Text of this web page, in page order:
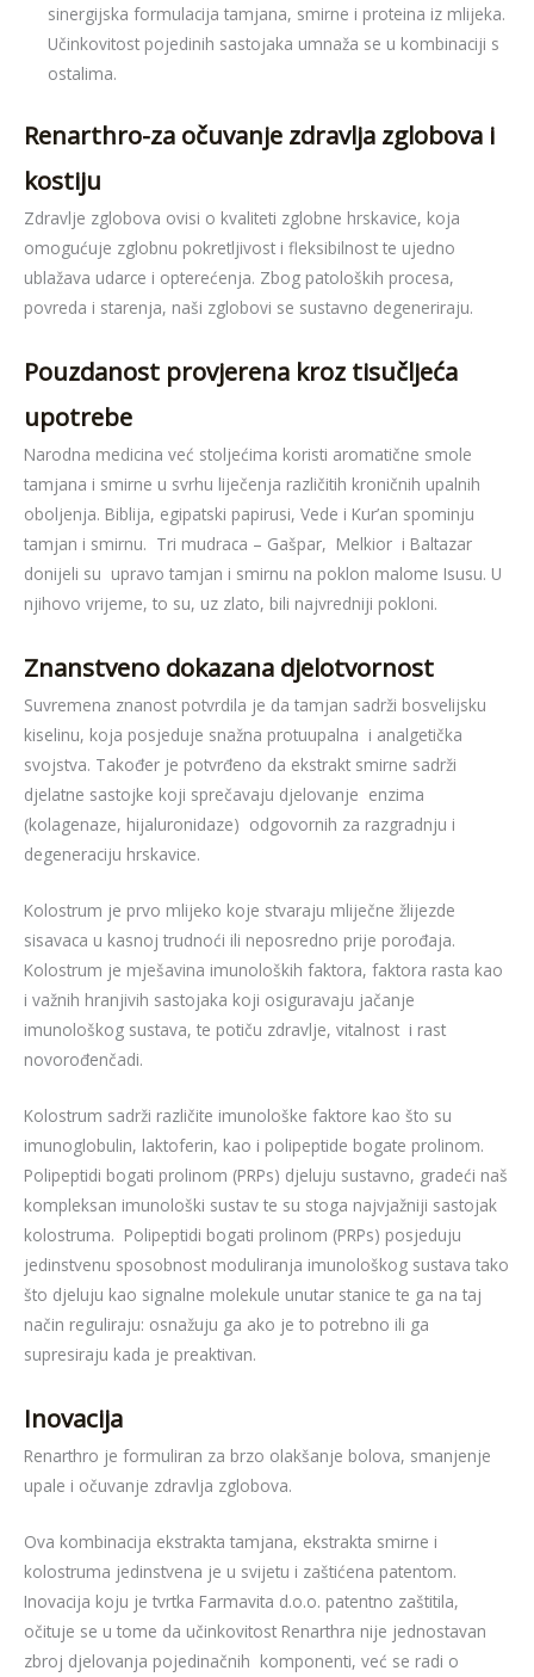
sinergijska formulacija tamjana, smirne i proteina iz mlijeka.
Učinkovitost pojedinih sastojaka umnaža se u kombinaciji s
ostalima.
Renarthro-za očuvanje zdravlja zglobova i
kostiju
Zdravlje zglobova ovisi o kvaliteti zglobne hrskavice, koja
omogućuje zglobnu pokretljivost i fleksibilnost te ujedno
ublažava udarce i opterećenja. Zbog patoloških procesa,
povreda i starenja, naši zglobovi se sustavno degeneriraju.
Pouzdanost provjerena kroz tisučljeća
upotrebe
Narodna medicina već stoljećima koristi aromatične smole
tamjana i smirne u svrhu liječenja različitih kroničnih upalnih
oboljenja. Biblija, egipatski papirusi, Vede i Kur’an spominju
tamjan i smirnu. Tri mudraca – Gašpar, Melkior i Baltazar
donijeli su upravo tamjan i smirnu na poklon malome Isusu. U
njihovo vrijeme, to su, uz zlato, bili najvredniji pokloni.
Znanstveno dokazana djelotvornost
Suvremena znanost potvrdila je da tamjan sadrži bosvelijsku
kiselinu, koja posjeduje snažna protuupalna i analgetička
svojstva. Također je potvrđeno da ekstrakt smirne sadrži
djelatne sastojke koji sprečavaju djelovanje enzima
(kolagenaze, hijaluronidaze) odgovornih za razgradnju i
degeneraciju hrskavice.
Kolostrum je prvo mlijeko koje stvaraju mliječne žlijezde
sisavaca u kasnoj trudnoći ili neposredno prije porođaja.
Kolostrum je mješavina imunoloških faktora, faktora rasta kao
i važnih hranjivih sastojaka koji osiguravaju jačanje
imunološkog sustava, te potiču zdravlje, vitalnost i rast
novorođenčadi.
Kolostrum sadrži različite imunološke faktore kao što su
imunoglobulin, laktoferin, kao i polipeptide bogate prolinom.
Polipeptidi bogati prolinom (PRPs) djeluju sustavno, gradeći naš
kompleksan imunološki sustav te su stoga najvjažniji sastojak
kolostruma. Polipeptidi bogati prolinom (PRPs) posjeduju
jedinstvenu sposobnost moduliranja imunološkog sustava tako
što djeluju kao signalne molekule unutar stanice te ga na taj
način reguliraju: osnažuju ga ako je to potrebno ili ga
supresiraju kada je preaktivan.
Inovacija
Renarthro je formuliran za brzo olakšanje bolova, smanjenje
upale i očuvanje zdravlja zglobova.
Ova kombinacija ekstrakta tamjana, ekstrakta smirne i
kolostruma jedinstvena je u svijetu i zaštićena patentom.
Inovacija koju je tvrtka Farmavita d.o.o. patentno zaštitila,
očituje se u tome da učinkovitost Renarthra nije jednostavan
zbroj djelovanja pojedinačnih komponenti, već se radi o